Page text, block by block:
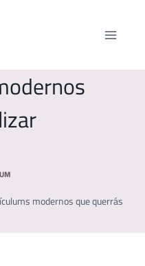
modernos que querrás